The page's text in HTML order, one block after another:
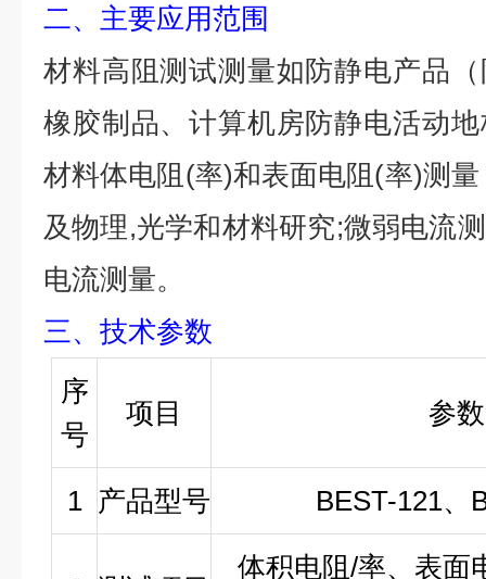
二、主要应用范围
材料高阻测试测量如防静电产品
橡胶制品、计算机房防静电活动
材料体电阻(率)和表面电阻(率)测
及物理,光学和材料研究;微弱电流
电流测量。
三、技术参数
序
号
项目 参数
1 产品型号 BEST-121、
体积电阻 /率、表面